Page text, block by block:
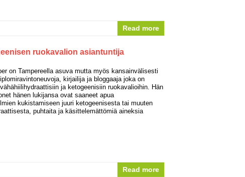
Read more
ruokavalion asiantuntija
on Tampereella asuva mutta myös kansainvälisesti
kirjailija ja bloggaaja joka on
ja ketogeenisiin ruokavalioihin. Hän
hänen lukijansa ovat saaneet apua
kukistamiseen juuri ketogeenisesta tai muuten
puhtaita ja käsittelemättömiä aineksia
Read more